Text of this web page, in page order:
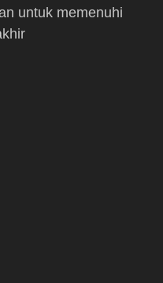
untuk memenuhi